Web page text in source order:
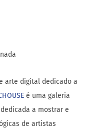
arte digital dedicado a
é uma galeria
a mostrar e
de artistas